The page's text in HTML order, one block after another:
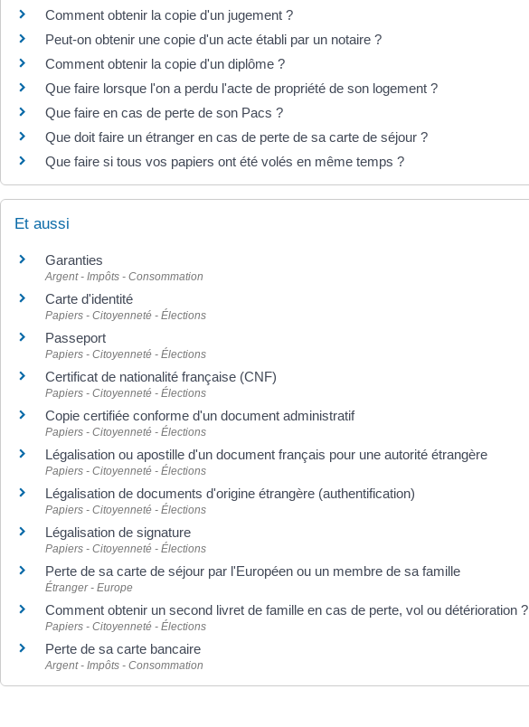
Comment obtenir la copie d'un jugement ?
Peut-on obtenir une copie d'un acte établi par un notaire ?
Comment obtenir la copie d'un diplôme ?
Que faire lorsque l'on a perdu l'acte de propriété de son logement ?
Que faire en cas de perte de son Pacs ?
Que doit faire un étranger en cas de perte de sa carte de séjour ?
Que faire si tous vos papiers ont été volés en même temps ?
Et aussi
Garanties
Argent - Impôts - Consommation
Carte d'identité
Papiers - Citoyenneté - Élections
Passeport
Papiers - Citoyenneté - Élections
Certificat de nationalité française (CNF)
Papiers - Citoyenneté - Élections
Copie certifiée conforme d'un document administratif
Papiers - Citoyenneté - Élections
Légalisation ou apostille d'un document français pour une autorité étrangère
Papiers - Citoyenneté - Élections
Légalisation de documents d'origine étrangère (authentification)
Papiers - Citoyenneté - Élections
Légalisation de signature
Papiers - Citoyenneté - Élections
Perte de sa carte de séjour par l'Européen ou un membre de sa famille
Étranger - Europe
Comment obtenir un second livret de famille en cas de perte, vol ou détérioration ?
Papiers - Citoyenneté - Élections
Perte de sa carte bancaire
Argent - Impôts - Consommation